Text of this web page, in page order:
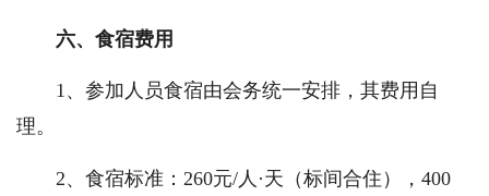
六、食宿费用
1、参加人员食宿由会务统一安排，其费用自
理。
2、食宿标准：260元/人·天（标间合住），400